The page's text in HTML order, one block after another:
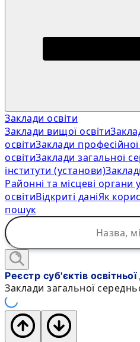
Заклади освіти
Заклади вищої освіти
освітиЗаклади
освітиЗаклади загальної
інститути (установи)
Районні та місцеві органи
освітиВідкриті даніЯк
пошук
Реєстр суб'єктів освітньої
Заклади загальної